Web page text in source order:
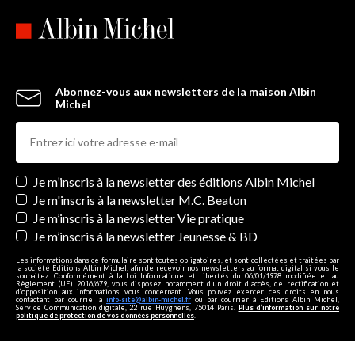
Abonnez-vous aux newsletters de la maison Albin
Michel
Newsletters
Je m’inscris à la newsletter des éditions Albin Michel
Je m'inscris à la newsletter M.C. Beaton
Je m’inscris à la newsletter Vie pratique
Je m’inscris à la newsletter Jeunesse & BD
Les informations dans ce formulaire sont toutes obligatoires, et sont collectées et traitées par
la société Editions Albin Michel, afin de recevoir nos newsletters au format digital si vous le
souhaitez. Conformément à la Loi Informatique et Libertés du 06/01/1978 modifiée et au
Règlement (UE) 2016/679, vous disposez notamment d'un droit d'accès, de rectification et
d’opposition aux informations vous concernant. Vous pouvez exercer ces droits en nous
contactant par courriel à info-site@albin-michel.fr ou par courrier à Editions Albin Michel,
Service Communication digitale, 22 rue Huyghens, 75014 Paris. Plus d’information sur notre
politique de protection de vos données personnelles